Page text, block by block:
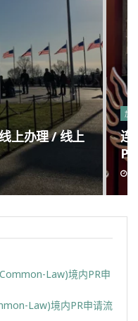
上办理 / 线上
加
连
Law)境内PR申
Law)境内PR申请流